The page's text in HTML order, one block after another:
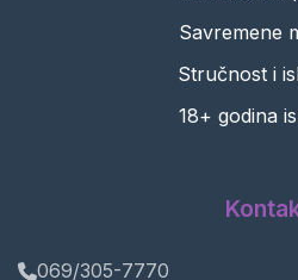
Savremene
Stručnost i
18+ godina
069/305-7770